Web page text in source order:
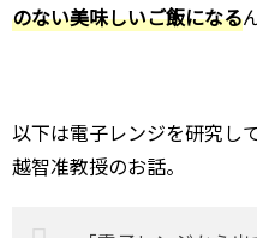
のない美味しいご飯になる
以下は電子レンジを研究し
越智准教授のお話。